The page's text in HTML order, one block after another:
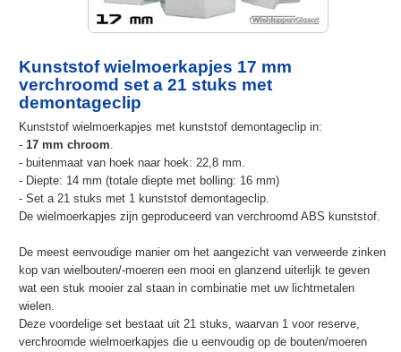
Kunststof wielmoerkapjes 17 mm
verchroomd set a 21 stuks met
demontageclip
Kunststof wielmoerkapjes met kunststof demontageclip in:
- 17 mm chroom.
- buitenmaat van hoek naar hoek: 22,8 mm.
- Diepte: 14 mm (totale diepte met bolling: 16 mm)
- Set a 21 stuks met 1 kunststof demontageclip.
De wielmoerkapjes zijn geproduceerd van verchroomd ABS kunststof.
De meest eenvoudige manier om het aangezicht van verweerde zinken
kop van wielbouten/-moeren een mooi en glanzend uiterlijk te geven
wat een stuk mooier zal staan in combinatie met uw lichtmetalen
wielen.
Deze voordelige set bestaat uit 21 stuks, waarvan 1 voor reserve,
verchroomde wielmoerkapjes die u eenvoudig op de bouten/moeren